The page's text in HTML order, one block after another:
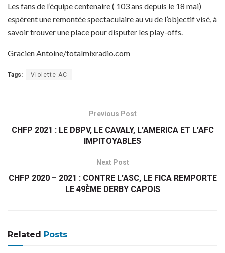
Les fans de l’équipe centenaire ( 103 ans depuis le 18 mai)
espèrent une remontée spectaculaire au vu de l’objectif visé, à
savoir trouver une place pour disputer les play-offs.
Gracien Antoine/totalmixradio.com
Tags: Violette AC
Previous Post
CHFP 2021 : LE DBPV, LE CAVALY, L’AMERICA ET L’AFC
IMPITOYABLES
Next Post
CHFP 2020 – 2021 : CONTRE L’ASC, LE FICA REMPORTE
LE 49ÈME DERBY CAPOIS
Related Posts